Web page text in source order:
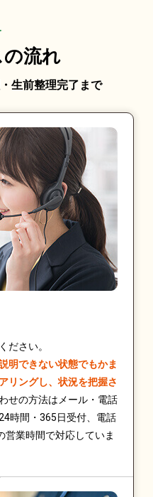
流れ
生前整理完了まで
ださい。
明できない状態でもかま
リングし、状況を把握さ
せの方法はメール・電話
時間・365日受付、電話
営業時間で対応していま